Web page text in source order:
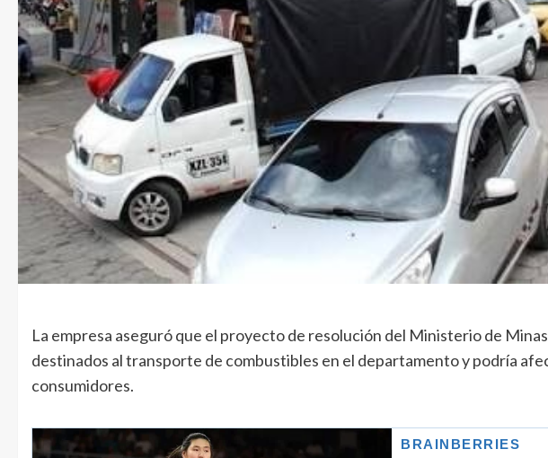
La empresa aseguró que el proyecto de resolución del Ministerio de
destinados al transporte de combustibles en el departamento y podría
consumidores.